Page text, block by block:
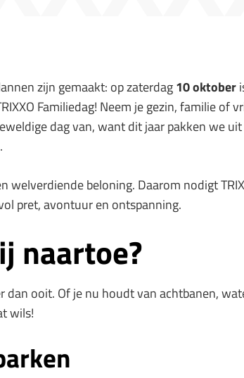
zijn gemaakt: op zaterdag10 oktober
Familiedag! Neem je gezin, familie of
dag van, want dit jaar pakken we
.
welverdiende beloning. Daarom nodigt
pret, avontuur en ontspanning.
naartoe?
dan ooit. Of je nu houdt van achtbanen,
wils!